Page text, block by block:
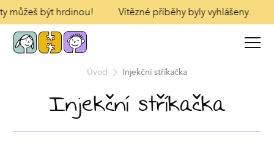
můžeš být hrdinou! Vítězné příběhy byly vyhlášeny.
Úvod Injekční stříkačka
Injekční stříkačka